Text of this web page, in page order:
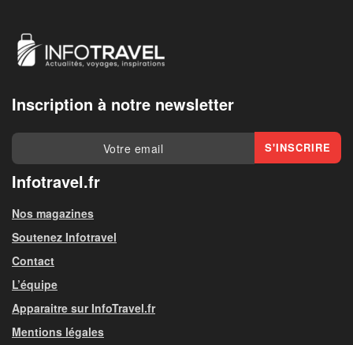
Inscription à notre newsletter
Infotravel.fr
Nos magazines
Soutenez Infotravel
Contact
L’équipe
Apparaitre sur InfoTravel.fr
Mentions légales